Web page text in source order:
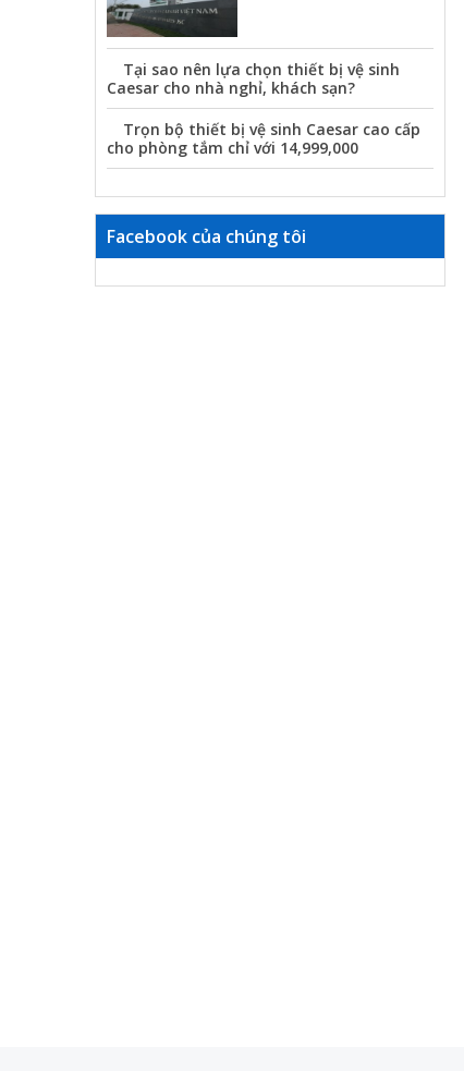
Tại sao nên lựa chọn thiết bị vệ sinh
Caesar cho nhà nghỉ, khách sạn?
Trọn bộ thiết bị vệ sinh Caesar cao cấp
cho phòng tắm chỉ với 14,999,000
Facebook của chúng tôi